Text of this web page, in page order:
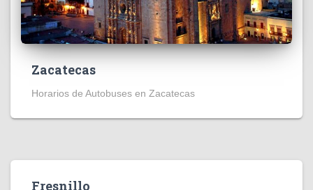
Zacatecas
Horarios de Autobuses en Zacatecas
Fresnillo